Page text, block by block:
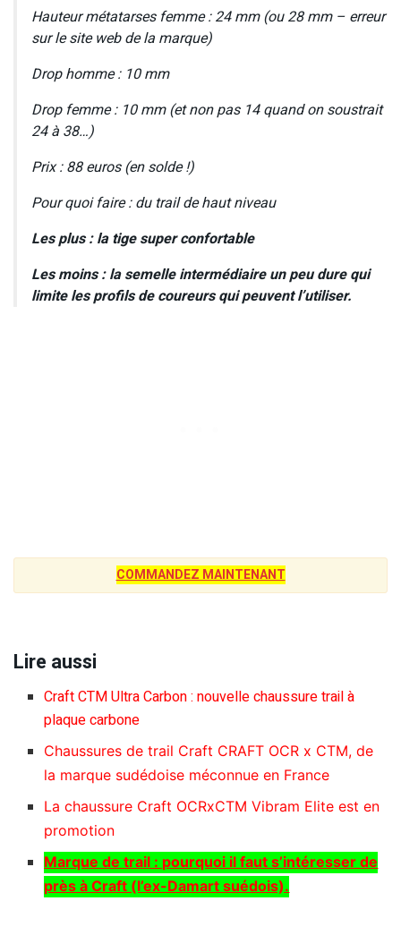
Hauteur métatarses femme : 24 mm (ou 28 mm – erreur
sur le site web de la marque)
Drop homme : 10 mm
Drop femme : 10 mm (et non pas 14 quand on soustrait
24 à 38…)
Prix : 88 euros (en solde !)
Pour quoi faire : du trail de haut niveau
Les plus : la tige super confortable
Les moins : la semelle intermédiaire un peu dure qui
limite les profils de coureurs qui peuvent l’utiliser.
COMMANDEZ MAINTENANT
Lire aussi
Craft CTM Ultra Carbon : nouvelle chaussure trail à
plaque carbone
Chaussures de trail Craft CRAFT OCR x CTM, de
la marque sudédoise méconnue en France
La chaussure Craft OCRxCTM Vibram Elite est en
promotion
Marque de trail : pourquoi il faut s’intéresser de
près à Craft (l’ex-Damart suédois).